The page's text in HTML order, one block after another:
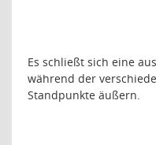
Es schließt sich eine
während der
Standpunkte äußern.